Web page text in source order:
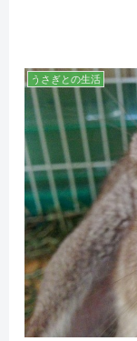
うさぎとの生活